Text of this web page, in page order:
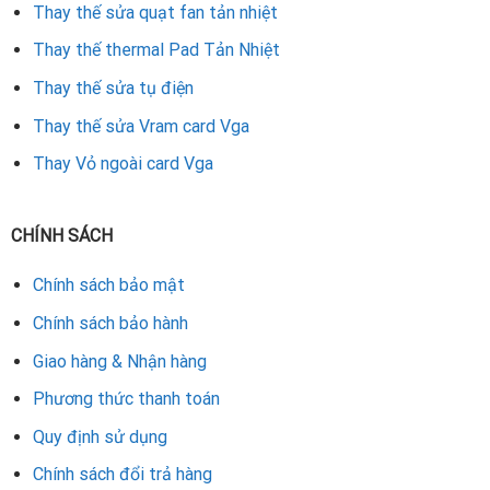
Rate this product
Thay thế sửa quạt fan tản nhiệt
Thay thế thermal Pad Tản Nhiệt
Thay thế sửa tụ điện
Thay thế sửa Vram card Vga
Thay Vỏ ngoài card Vga
CHÍNH SÁCH
Chính sách bảo mật
Chính sách bảo hành
Giao hàng & Nhận hàng
Phương thức thanh toán
Quy định sử dụng
Chính sách đổi trả hàng